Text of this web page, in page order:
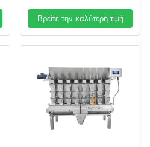
Βρείτε την καλύτερη τιμή